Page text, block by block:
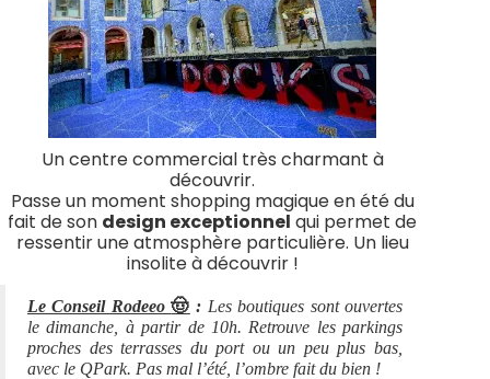
Un centre commercial très charmant à
découvrir.
Passe un moment shopping magique en été du
fait de son design exceptionnel qui permet de
ressentir une atmosphère particulière. Un lieu
insolite à découvrir !
Le Conseil Rodeeo🤠 : Les boutiques sont ouvertes
le dimanche, à partir de 10h. Retrouve les parkings
proches des terrasses du port ou un peu plus bas,
avec le QPark. Pas mal l’été, l’ombre fait du bien !